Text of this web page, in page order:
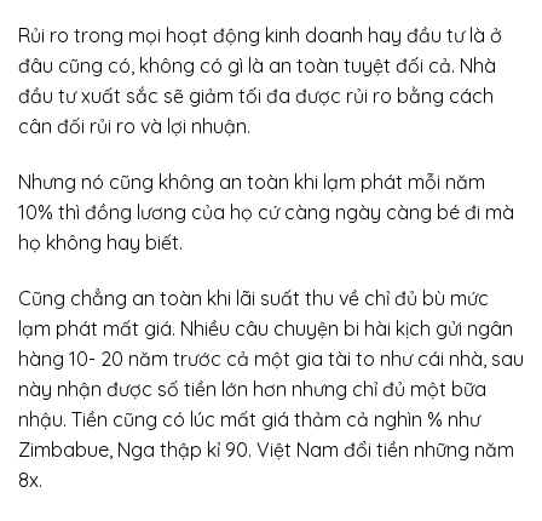
Rủi ro trong mọi hoạt động kinh doanh hay đầu tư là ở
đâu cũng có, không có gì là an toàn tuyệt đối cả. Nhà
đầu tư xuất sắc sẽ giảm tối đa được rủi ro bằng cách
cân đối rủi ro và lợi nhuận.
Nhưng nó cũng không an toàn khi lạm phát mỗi năm
10% thì đồng lương của họ cứ càng ngày càng bé đi mà
họ không hay biết.
Cũng chẳng an toàn khi lãi suất thu về chỉ đủ bù mức
lạm phát mất giá. Nhiều câu chuyện bi hài kịch gửi ngân
hàng 10- 20 năm trước cả một gia tài to như cái nhà, sau
này nhận được số tiền lớn hơn nhưng chỉ đủ một bữa
nhậu. Tiền cũng có lúc mất giá thảm cả nghìn % như
Zimbabue, Nga thập kỉ 90. Việt Nam đổi tiền những năm
8x.